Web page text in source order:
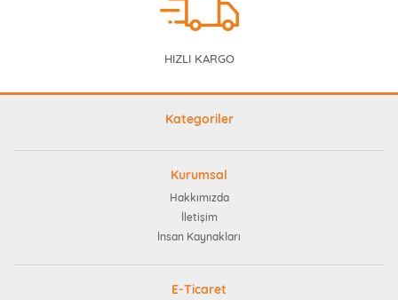
HIZLI KARGO
Kategoriler
Kurumsal
Hakkımızda
İletişim
İnsan Kaynakları
E-Ticaret